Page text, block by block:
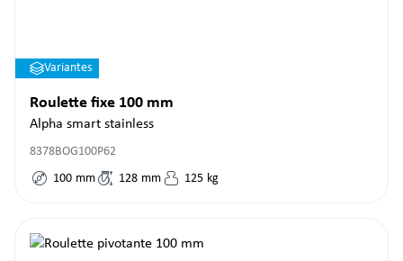
Variantes
Roulette fixe 100 mm
Alpha smart stainless
8378BOG100P62
100 mm 128 mm 125 kg